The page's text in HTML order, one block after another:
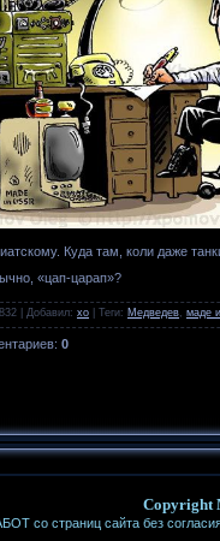
Куда там, коли даже
«цап-царап»?
| Добавил: xo Теги: Медведев маде
: 0
Copyright
страниц сайта без